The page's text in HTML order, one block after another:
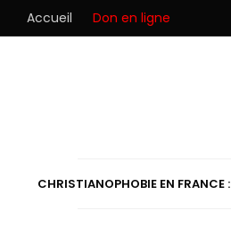
Accueil Don en ligne
CHRISTIANOPHOBIE EN FRANCE :